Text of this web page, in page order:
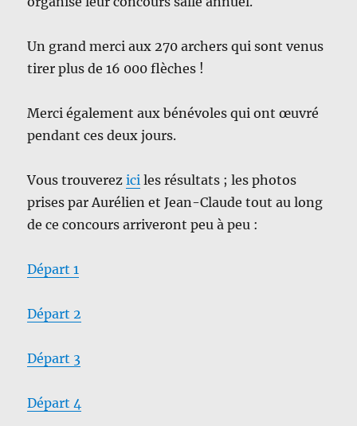
Un grand merci aux 270 archers qui sont venus
tirer plus de 16 000 flèches !
Merci également aux bénévoles qui ont œuvré
pendant ces deux jours.
Vous trouverezici les résultats ; les photos
prises par Aurélien et Jean-Claude tout au long
de ce concours arriveront peu à peu :
Départ 1
Départ 2
Départ 3
Départ 4